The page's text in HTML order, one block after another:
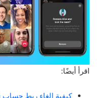
اقرأ أيضًا: